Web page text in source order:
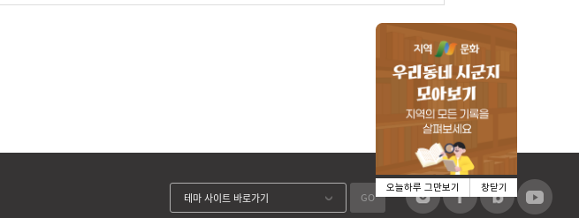
테마 사이트 바로가기 GO
오늘하루 그만보기 창닫기